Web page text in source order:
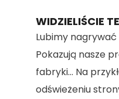
WIDZIELIŚCIE
Lubimy
Pokazują nasze
fabryki... Na
odświeżeniu